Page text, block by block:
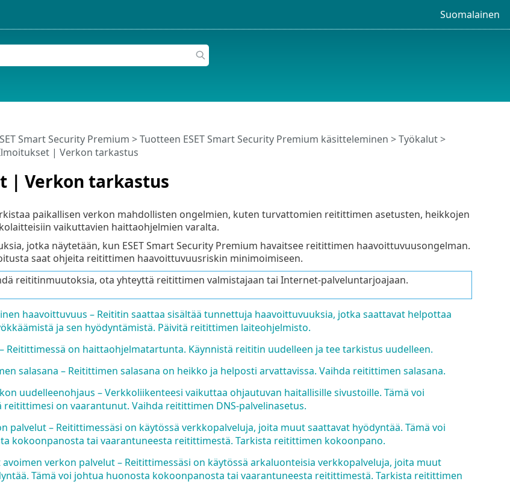
Suomalainen
| Verkon tarkastus
Smart Security Premium >Tuotteen ESET Smart Security Premium käsitteleminen >Työkalut>
| Verkon tarkastus
paikallisen verkon mahdollisten ongelmien, kuten turvattomien reitittimen asetusten, heikkojen
vaikuttavien haittaohjelmien varalta.
jotka näytetään, kun ESET Smart Security Premium havaitsee reitittimen haavoittuvuusongelman.
saat ohjeita reitittimen haavoittuvuusriskin minimoimiseen.
reititinmuutoksia, ota yhteyttä reitittimen valmistajaan tai Internet-palveluntarjoajaan.
haavoittuvuus – Reititin saattaa sisältää tunnettuja haavoittuvuuksia, jotka saattavat helpottaa
ja sen hyödyntämistä. Päivitä reitittimen laiteohjelmisto.
Reitittimessä on haittaohjelmatartunta. Käynnistä reititin uudelleen ja tee tarkistus uudelleen.
salasana – Reitittimen salasana on heikko ja helposti arvattavissa. Vaihda reitittimen salasana.
uudelleenohjaus – Verkkoliikenteesi vaikuttaa ohjautuvan haitallisille sivustoille. Tämä voi
on vaarantunut. Vaihda reitittimen DNS-palvelinasetus.
palvelut – Reitittimessäsi on käytössä verkkopalveluja, joita muut saattavat hyödyntää. Tämä voi
kokoonpanosta tai vaarantuneesta reitittimestä. Tarkista reitittimen kokoonpano.
verkon palvelut – Reitittimessäsi on käytössä arkaluonteisia verkkopalveluja, joita muut
Tämä voi johtua huonosta kokoonpanosta tai vaarantuneesta reitittimestä. Tarkista reitittimen